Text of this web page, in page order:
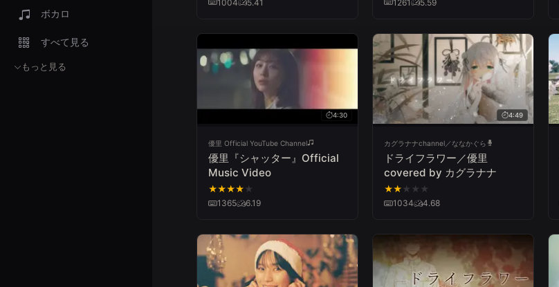
ボカロ
すべて見る
もっと見る
1004
5.41
1261
5.59
4:30
優里 Official YouTube Channel
優里『シャッター』Official
Music Video
★★★★ ★
1365
6.19
4:49
カグラナナchannel／ななかぐら
ドライフラワー／優里
covered by カグラナナ
★★ ★ ★ ★
1034
4.68